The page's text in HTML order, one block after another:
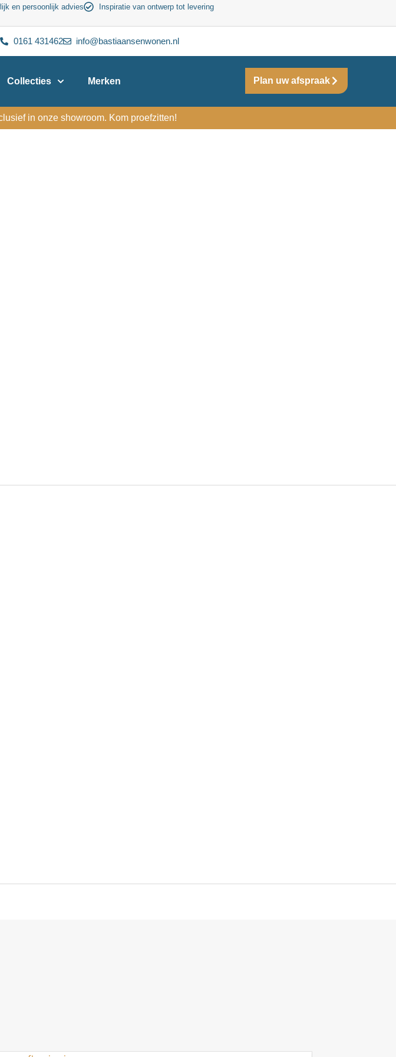
en persoonlijk advies Inspiratie van ontwerp tot levering
0161 431462 info@bastiaansenwonen.nl
Collecties Merken Plan uw afspraak
in onze showroom. Kom proefzitten!